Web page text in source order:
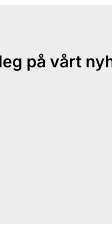
på vårt